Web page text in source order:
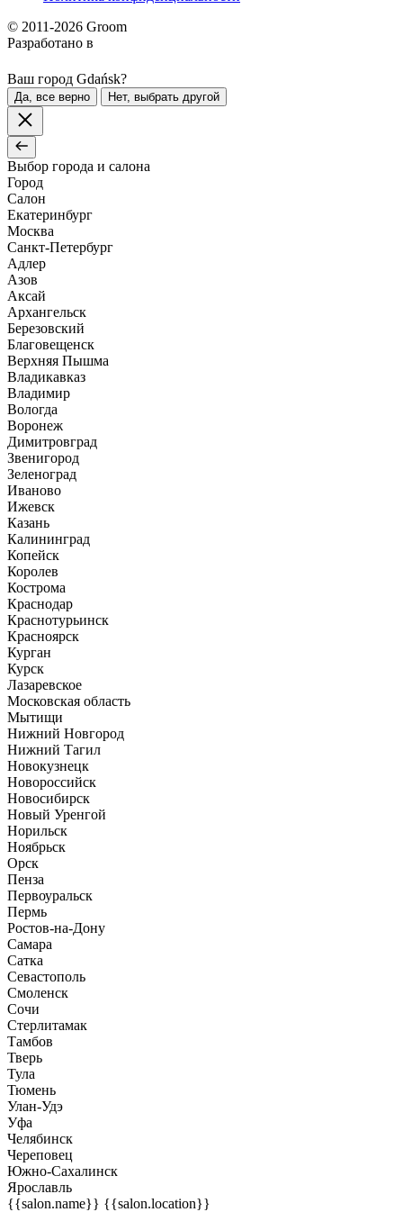
© 2011-2026 Groom
Разработано в
Ваш город Gdańsk?
Да, все верно Нет, выбрать другой
Выбор города и салона
Город
Салон
Екатеринбург
Москва
Санкт-Петербург
Адлер
Азов
Аксай
Архангельск
Березовский
Благовещенск
Верхняя Пышма
Владикавказ
Владимир
Вологда
Воронеж
Димитровград
Звенигород
Зеленоград
Иваново
Ижевск
Казань
Калининград
Копейск
Королев
Кострома
Краснодар
Краснотурьинск
Красноярск
Курган
Курск
Лазаревское
Московская область
Мытищи
Нижний Новгород
Нижний Тагил
Новокузнецк
Новороссийск
Новосибирск
Новый Уренгой
Норильск
Ноябрьск
Орск
Пенза
Первоуральск
Пермь
Ростов-на-Дону
Самара
Сатка
Севастополь
Смоленск
Сочи
Стерлитамак
Тамбов
Тверь
Тула
Тюмень
Улан-Удэ
Уфа
Челябинск
Череповец
Южно-Сахалинск
Ярославль
{{salon.name}} {{salon.location}}